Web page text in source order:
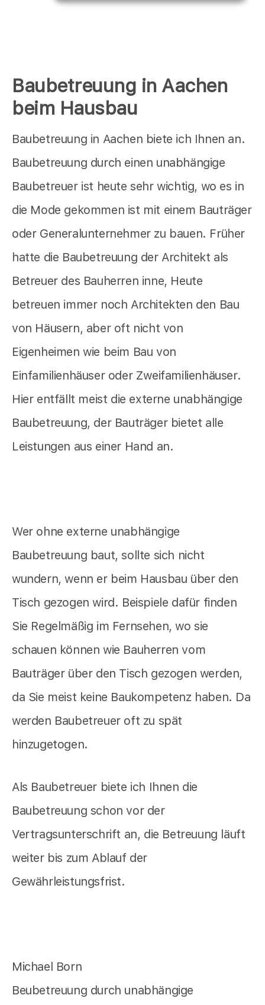
Baubetreuung in Aachen
beim Hausbau
Baubetreuung in Aachen biete ich Ihnen an.
Baubetreuung durch einen unabhängige
Baubetreuer ist heute sehr wichtig, wo es in
die Mode gekommen ist mit einem Bauträger
oder Generalunternehmer zu bauen. Früher
hatte die Baubetreuung der Architekt als
Betreuer des Bauherren inne, Heute
betreuen immer noch Architekten den Bau
von Häusern, aber oft nicht von
Eigenheimen wie beim Bau von
Einfamilienhäuser oder Zweifamilienhäuser.
Hier entfällt meist die externe unabhängige
Baubetreuung, der Bauträger bietet alle
Leistungen aus einer Hand an.
Wer ohne externe unabhängige
Baubetreuung baut, sollte sich nicht
wundern, wenn er beim Hausbau über den
Tisch gezogen wird. Beispiele dafür finden
Sie Regelmäßig im Fernsehen, wo sie
schauen können wie Bauherren vom
Bauträger über den Tisch gezogen werden,
da Sie meist keine Baukompetenz haben. Da
werden Baubetreuer oft zu spät
hinzugetogen.
Als Baubetreuer biete ich Ihnen die
Baubetreuung schon vor der
Vertragsunterschrift an, die Betreuung läuft
weiter bis zum Ablauf der
Gewährleistungsfrist.
Michael Born
Beubetreuung durch unabhängige